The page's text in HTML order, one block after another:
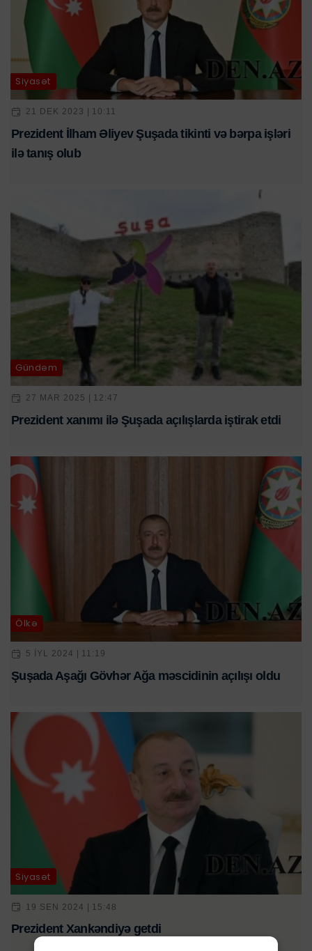
Siyasət
21 DEK 2023 | 10:11
Prezident İlham Əliyev Şuşada tikinti və bərpa işləri
ilə tanış olub
Gündəm
27 MAR 2025 | 12:47
Prezident xanımı ilə Şuşada açılışlarda iştirak etdi
Ölkə
5 IYL 2024 | 11:19
Şuşada Aşağı Gövhər Ağa məscidinin açılışı oldu
Siyasət
19 SEN 2024 | 15:48
Prezident Xankəndiyə getdi